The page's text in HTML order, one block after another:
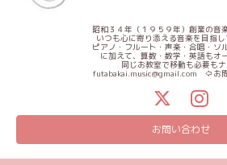
昭和３４年（１９５９年）創業の音
いつも心に寄り添える音楽を目指し
ピアノ・フルート・声楽・合唱・ソ
に加えて、算数・数学・英語もオ
同じお教室で移動も必要も
futabakai.music@gmail.com ⇦お
お問い合わせ